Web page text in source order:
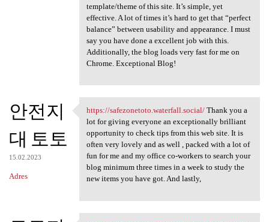
template/theme of this site. It’s simple, yet
effective. A lot of times it’s hard to get that “perfect
balance” between usability and appearance. I must
say you have done a excellent job with this.
Additionally, the blog loads very fast for me on
Chrome. Exceptional Blog!
안전지
대 토토
15.02.2023
Adres
https://safezonetoto
https://safezonetoto.waterfall.social/Thank you a
lot for giving everyone an exceptionally brilliant
opportunity to check tips from this web site. It is
often very lovely and as well , packed with a lot of
fun for me and my office co-workers to search your
blog minimum three times in a week to study the
new items you have got. And lastly,